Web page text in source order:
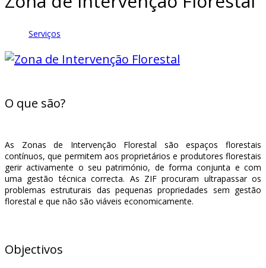
Serviços
O que são?
As Zonas de Intervenção Florestal são espaços florestais
contínuos, que permitem aos proprietários e produtores florestais
gerir activamente o seu património, de forma conjunta e com
uma gestão técnica correcta. As ZIF procuram ultrapassar os
problemas estruturais das pequenas propriedades sem gestão
florestal e que não são viáveis economicamente.
Objectivos